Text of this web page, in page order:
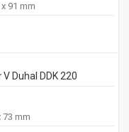
91 mm
Duhal DDK 220
73 mm